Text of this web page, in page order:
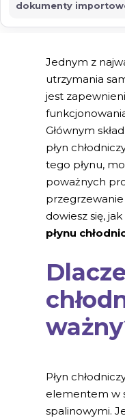
Jednym z
utrzymania
jest
Głównym
płyn
tego płynu,
poważnych
dowiesz się,
płynu
Płyn
elementem w
spalinowymi.
dokumenty